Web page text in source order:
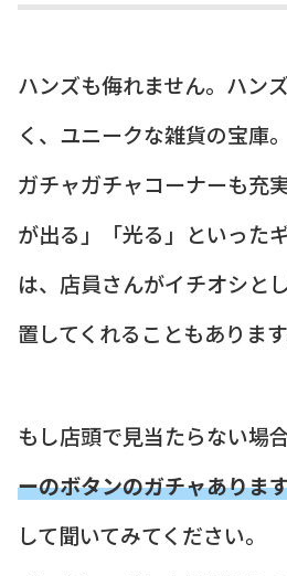
ハンズも侮れません。ハン
く、ユニークな雑貨の宝庫。
ガチャガチャコーナーも充
が出る」「光る」といった
は、店員さんがイチオシと
置してくれることもあります
もし店頭で見当たらない場合
ーのボタンのガチャありま
して聞いてみてください。